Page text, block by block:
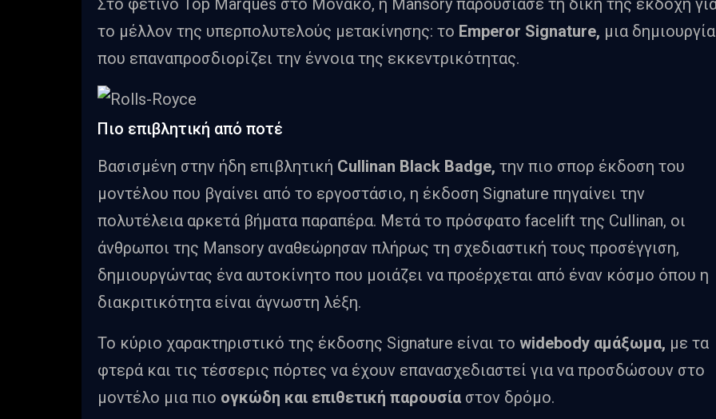
το μέλλον της υπερπολυτελούς μετακίνησης: το Emperor Signature, μια δημιουργία
που επαναπροσδιορίζει την έννοια της εκκεντρικότητας.
Πιο επιβλητική από ποτέ
Βασισμένη στην ήδη επιβλητική Cullinan Black Badge, την πιο σπορ έκδοση του
μοντέλου που βγαίνει από το εργοστάσιο, η έκδοση Signature πηγαίνει την
πολυτέλεια αρκετά βήματα παραπέρα. Μετά το πρόσφατο facelift της Cullinan, οι
άνθρωποι της Mansory αναθεώρησαν πλήρως τη σχεδιαστική τους προσέγγιση,
δημιουργώντας ένα αυτοκίνητο που μοιάζει να προέρχεται από έναν κόσμο όπου η
διακριτικότητα είναι άγνωστη λέξη.
Το κύριο χαρακτηριστικό της έκδοσης Signature είναι το widebody αμάξωμα, με τα
φτερά και τις τέσσερις πόρτες να έχουν επανασχεδιαστεί για να προσδώσουν στο
μοντέλο μια πιο ογκώδη και επιθετική παρουσία στον δρόμο.